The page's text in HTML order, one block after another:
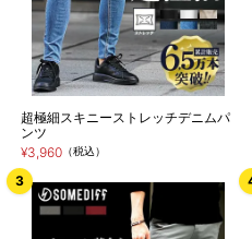
超極細スキニーストレッチデニムパ
ンツ
¥3,960（税込）